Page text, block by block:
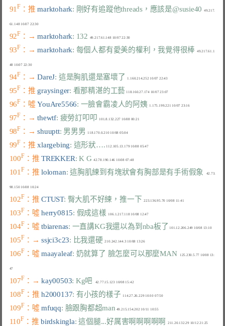
91F ：推 marktohark: 剛好有追蹤他threads，應該是@susie40
  49.217.
61.148 10/07 22:30
92F ：→ marktohark: 132
93F ：→ marktohark: 每個人都有愛美的權利，我覺得很棒
  49.217.61.1
48 10/07 22:30
94F ：→ DareJ: 這是胸肌還是塞壞了
  1.160.214.252 10/07 22:43
95F ：推 graysinger: 看那精湛的工藝
96F ：噓 YouAre5566: 一臉會霸凌人的阿姨
  1.175.199.221 10/07 23:16
97F ：→ thewtf: 疲勞訂叩叩
98F ：→ shuuptt: 男男男
  118.170.0.210 10/08 05:04
99F ：推 xlargebing: 這形狀…. 112.105.13.179 10/08 05:47
100F ：推 TREKKER: K G
  42.78.190.146 10/08 07:48
101 F ：推 loloman: 這胸肌練到有塊狀會有胸部是有手術假象
   42.73.
98.150 10/08 10:24
102F ：推 CTUST: 臀大肌不好練，推一下
103F ：噓 herry0815: 假成這樣
  106.1.217.118 10/08 12:47
104F ：噓 tbiarenas: 一直講KG我還以為到nba板了 101.12.206.249 10/08 13:10
105F ：→ ssjci3c23: 比我還硬
  210.242.144.3 10/08 13:26
106F ：噓 maayaleaf: 奶就算了 臉怎麼可以那麼MAN
   125.230.5.77 10/08 13:
107F ：→ kay00503: Kg吧
108F ：推 h2000137: 有小孩的樣子
  114.27.26.229 10/10 07:50
109F ：噓 mfuqq: 臉跟胸都超man 49.215.154.202 10/11 10:55
110F ：推 birdskingla: 這個腿...好厲害啊啊啊啊啊